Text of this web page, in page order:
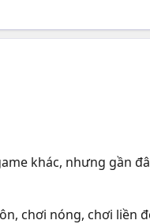
khác, nhưng gần
chơi nóng, chơi liền